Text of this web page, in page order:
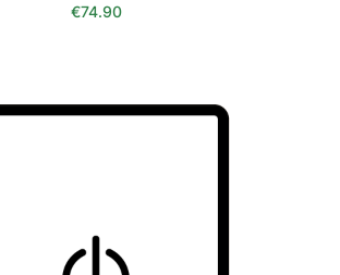
€74.90